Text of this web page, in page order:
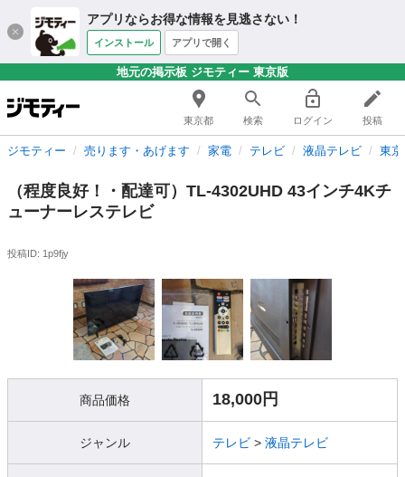
アプリならお得な情報を見逃さない！
インストール アプリで開く
地元の掲示板 ジモティー 東京版
東京都 検索 ログイン 投稿
ジモティー 売ります・あげます 家電 テレビ 液晶テレビ 東
（程度良好！・配達可）TL-4302UHD 43インチ4Kチ
ューナーレステレビ
投稿ID: 1p9fjy
商品価格 18,000円
ジャンル テレビ > 液晶テレビ